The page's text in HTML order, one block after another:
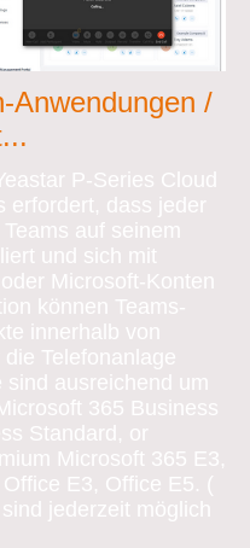
Anwendungen /
P-Series Cloud
erfordert, dass jeder
auf seinem
und sich mit
Microsoft-Konten
können Teams-
innerhalb von
Telefonanlage
ausreichend um
365 Business
Standard, or
Microsoft 365 E3,
E3, Office E5. (
jederzeit möglich